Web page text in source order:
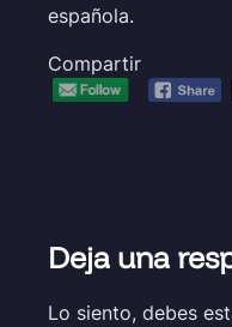
española.
Compartir
Deja una
Lo siento, debes